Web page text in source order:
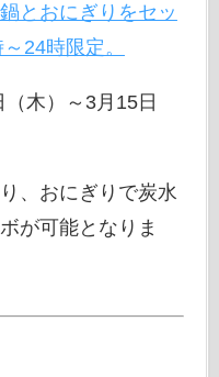
とおにぎりをセッ
24時限定。
（木）～3月15日
、おにぎりで炭水
が可能となりま